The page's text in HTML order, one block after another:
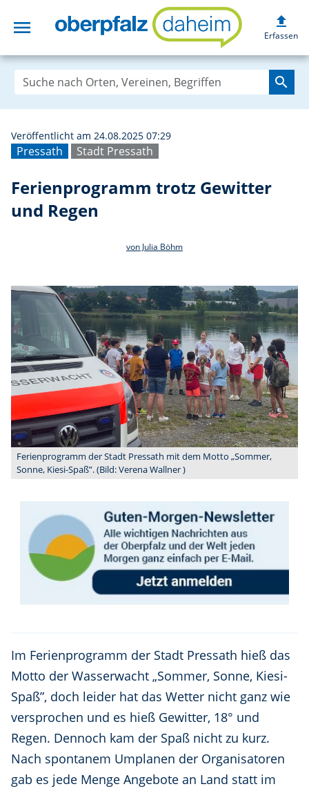
menu upload
Erfassen
search
Pressath Stadt Pressath
Veröffentlicht am 24.08.2025 07:29
Ferienprogramm trotz Gewitter
und Regen
von Julia Böhm
Ferienprogramm der Stadt Pressath mit dem Motto „Sommer,
Sonne, Kiesi-Spaß”. (Bild: Verena Wallner )
Im Ferienprogramm der Stadt Pressath hieß das
Motto der Wasserwacht „Sommer, Sonne, Kiesi-
Spaß”, doch leider hat das Wetter nicht ganz wie
versprochen und es hieß Gewitter, 18° und
Regen. Dennoch kam der Spaß nicht zu kurz.
Nach spontanem Umplanen der Organisatoren
gab es jede Menge Angebote an Land statt im